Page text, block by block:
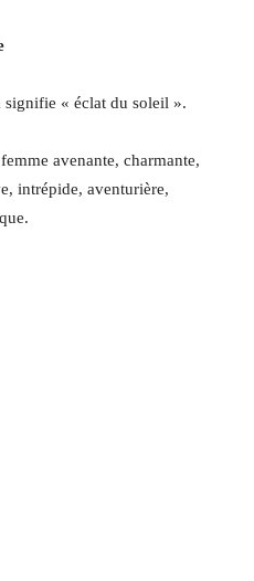
signifie « éclat du soleil ».
avenante, charmante,
intrépide, aventurière,